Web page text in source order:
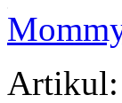
Artikul: